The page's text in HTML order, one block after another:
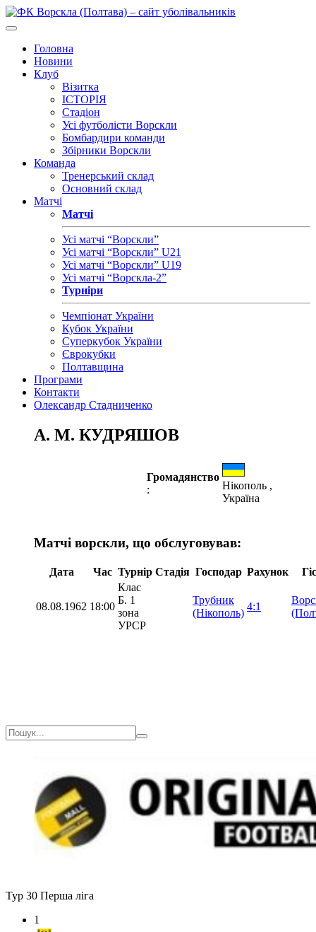
Головна
Новини
Клуб
Візитка
ІСТОРІЯ
Стадіон
Усі футболісти Ворскли
Бомбардири команди
Збірники Ворскли
Команда
Тренерський склад
Основний склад
Матчі
Матчі
Усі матчі “Ворскли”
Усі матчі “Ворскли” U21
Усі матчі “Ворскли” U19
Усі матчі “Ворскла-2”
Турніри
Чемпіонат України
Кубок України
Суперкубок України
Єврокубки
Полтавщина
Програми
Контакти
Олександр Стадниченко
А. М. КУДРЯШОВ
Громадянство
:
Нікополь ,
Україна
Матчі ворскли, що обслуговував:
Дата Час Турнір Стадія Господар Рахунок
08.08.1962 18:00
Клас
Б. 1
зона
УРСР
Трубник
(Нікополь)
4:1
Тур 30 Перша ліга
1